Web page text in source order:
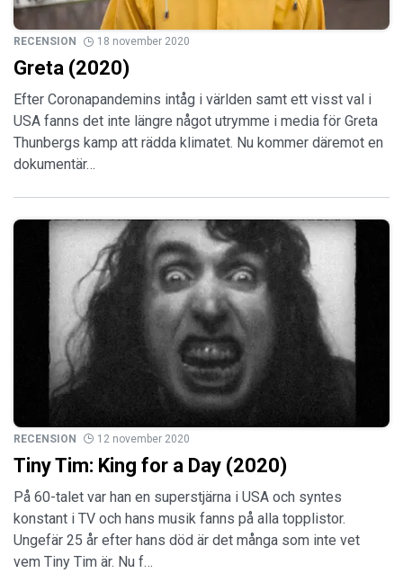
RECENSION 18 november 2020
Greta (2020)
Efter Coronapandemins intåg i världen samt ett visst val i
USA fanns det inte längre något utrymme i media för Greta
Thunbergs kamp att rädda klimatet. Nu kommer däremot en
dokumentär…
RECENSION 12 november 2020
Tiny Tim: King for a Day (2020)
På 60-talet var han en superstjärna i USA och syntes
konstant i TV och hans musik fanns på alla topplistor.
Ungefär 25 år efter hans död är det många som inte vet
vem Tiny Tim är. Nu f…